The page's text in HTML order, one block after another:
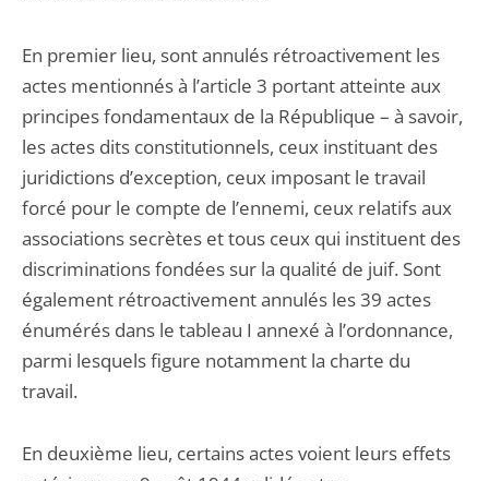
En premier lieu, sont annulés rétroactivement les
actes mentionnés à l’article 3 portant atteinte aux
principes fondamentaux de la République – à savoir,
les actes dits constitutionnels, ceux instituant des
juridictions d’exception, ceux imposant le travail
forcé pour le compte de l’ennemi, ceux relatifs aux
associations secrètes et tous ceux qui instituent des
discriminations fondées sur la qualité de juif. Sont
également rétroactivement annulés les 39 actes
énumérés dans le tableau I annexé à l’ordonnance,
parmi lesquels figure notamment la charte du
travail.
En deuxième lieu, certains actes voient leurs effets